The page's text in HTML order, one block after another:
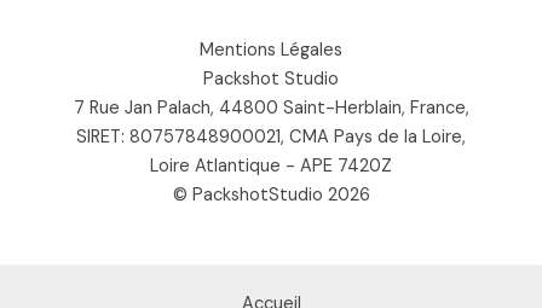
Mentions Légales
Packshot Studio
7 Rue Jan Palach, 44800 Saint-Herblain, France,
SIRET: 80757848900021, CMA Pays de la Loire,
Loire Atlantique - APE 7420Z
© PackshotStudio 2026